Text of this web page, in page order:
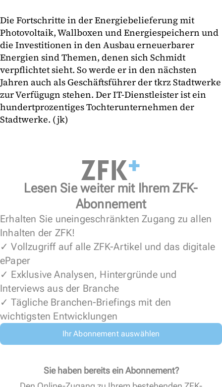
Die Fortschritte in der Energiebelieferung mit
Photovoltaik, Wallboxen und Energiespeichern und
die Investitionen in den Ausbau erneuerbarer
Energien sind Themen, denen sich Schmidt
verpflichtet sieht. So werde er in den nächsten
Jahren auch als Geschäftsführer der tkrz Stadtwerke
zur Verfügugn stehen. Der IT-Dienstleister ist ein
hundertprozentiges Tochterunternehmen der
Stadtwerke. (jk)
Lesen Sie weiter mit Ihrem ZFK-
Abonnement
Erhalten Sie uneingeschränkten Zugang zu allen
Inhalten der ZFK!
✓ Vollzugriff auf alle ZFK-Artikel und das digitale
ePaper
✓ Exklusive Analysen, Hintergründe und
Interviews aus der Branche
✓ Tägliche Branchen-Briefings mit den
wichtigsten Entwicklungen
Ihr Abonnement auswählen
Sie haben bereits ein Abonnement?